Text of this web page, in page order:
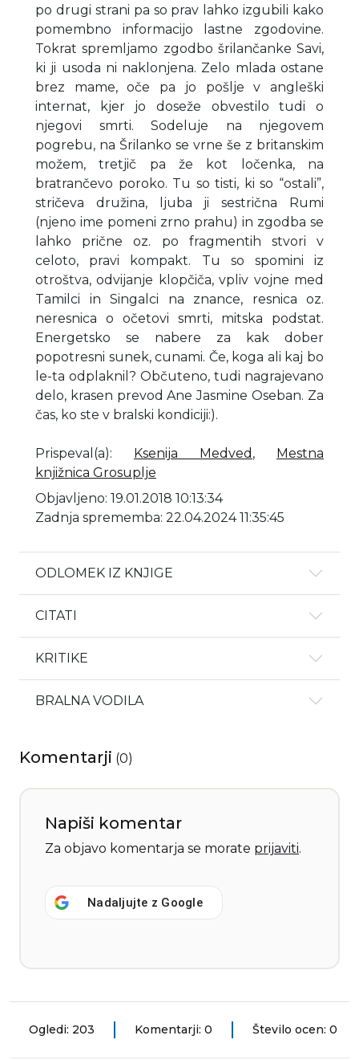
po drugi strani pa so prav lahko izgubili kako
pomembno informacijo lastne zgodovine.
Tokrat spremljamo zgodbo šrilančanke Savi,
ki ji usoda ni naklonjena. Zelo mlada ostane
brez mame, oče pa jo pošlje v angleški
internat, kjer jo doseže obvestilo tudi o
njegovi smrti. Sodeluje na njegovem
pogrebu, na Šrilanko se vrne še z britanskim
možem, tretjič pa že kot ločenka, na
bratrančevo poroko. Tu so tisti, ki so “ostali”,
stričeva družina, ljuba ji sestrična Rumi
(njeno ime pomeni zrno prahu) in zgodba se
lahko prične oz. po fragmentih stvori v
celoto, pravi kompakt. Tu so spomini iz
otroštva, odvijanje klopčiča, vpliv vojne med
Tamilci in Singalci na znance, resnica oz.
neresnica o očetovi smrti, mitska podstat.
Energetsko se nabere za kak dober
popotresni sunek, cunami. Če, koga ali kaj bo
le-ta odplaknil? Občuteno, tudi nagrajevano
delo, krasen prevod Ane Jasmine Oseban. Za
čas, ko ste v bralski kondiciji:).
Prispeval(a): Ksenija Medved ,
Mestna
knjižnica Grosuplje
Objavljeno: 19.01.2018 10:13:34
Zadnja sprememba: 22.04.2024 11:35:45
ODLOMEK IZ KNJIGE
CITATI
KRITIKE
BRALNA VODILA
Komentarji (0)
Napiši komentar
Za objavo komentarja se morate prijaviti.
Nadaljujte z Google
Ogledi: 203 Komentarji: 0 Število ocen: 0